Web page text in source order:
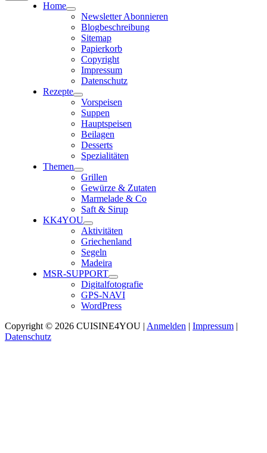
Home
Newsletter Abonnieren
Blogbeschreibung
Sitemap
Papierkorb
Copyright
Impressum
Datenschutz
Rezepte
Vorspeisen
Suppen
Hauptspeisen
Beilagen
Desserts
Spezialitäten
Themen
Grillen
Gewürze & Zutaten
Marmelade & Co
Saft & Sirup
KK4YOU
Aktivitäten
Griechenland
Segeln
Madeira
MSR-SUPPORT
Digitalfotografie
GPS-NAVI
WordPress
Copyright © 2026 CUISINE4YOU | Anmelden | Impressum |
Datenschutz